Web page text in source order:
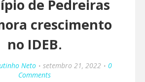
de Pedreiras
crescimento
no IDEB.
Neto setembro 21, 2022
0
Comments